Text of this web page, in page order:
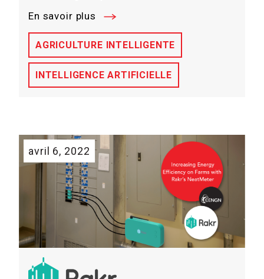
En savoir plus
AGRICULTURE INTELLIGENTE
INTELLIGENCE ARTIFICIELLE
avril 6, 2022